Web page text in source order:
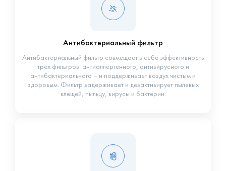
Антибактериальный фильтр
Антибактериальный фильтр совмещает в себе эффективность
трех фильтров: антиаллергенного, антивирусного и
антибактериального – и поддерживает воздух чистым и
здоровым. Фильтр задерживает и дезактивирует пылевых
клещей, пыльцу, вирусы и бактерии.